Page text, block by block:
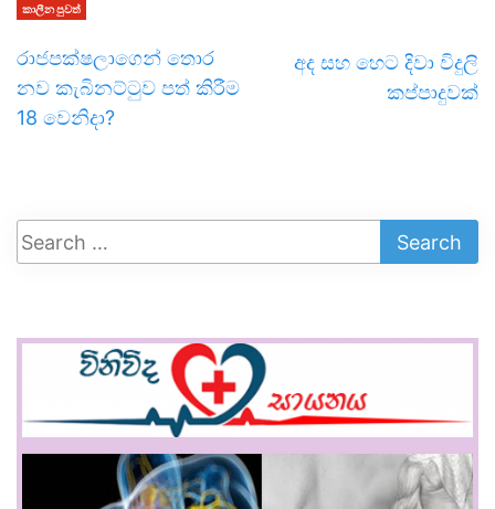
කාලීන පුවත්
රාජපක්ෂලාගෙන් තොර
නව කැබිනට්ටුව පත් කිරීම
18 වෙනිදා?
අද සහ හෙට දිවා විදුලි
කප්පාදුවක්